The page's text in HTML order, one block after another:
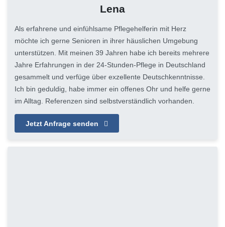
Lena
Als erfahrene und einfühlsame Pflegehelferin mit Herz
möchte ich gerne Senioren in ihrer häuslichen Umgebung
unterstützen. Mit meinen 39 Jahren habe ich bereits mehrere
Jahre Erfahrungen in der 24-Stunden-Pflege in Deutschland
gesammelt und verfüge über exzellente Deutschkenntnisse.
Ich bin geduldig, habe immer ein offenes Ohr und helfe gerne
im Alltag. Referenzen sind selbstverständlich vorhanden.
Jetzt Anfrage senden